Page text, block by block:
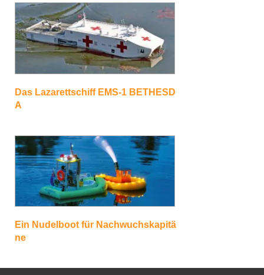
Das Lazarettschiff EMS-1 BETHESD
A
Ein Nudelboot für Nachwuchskapitä
ne